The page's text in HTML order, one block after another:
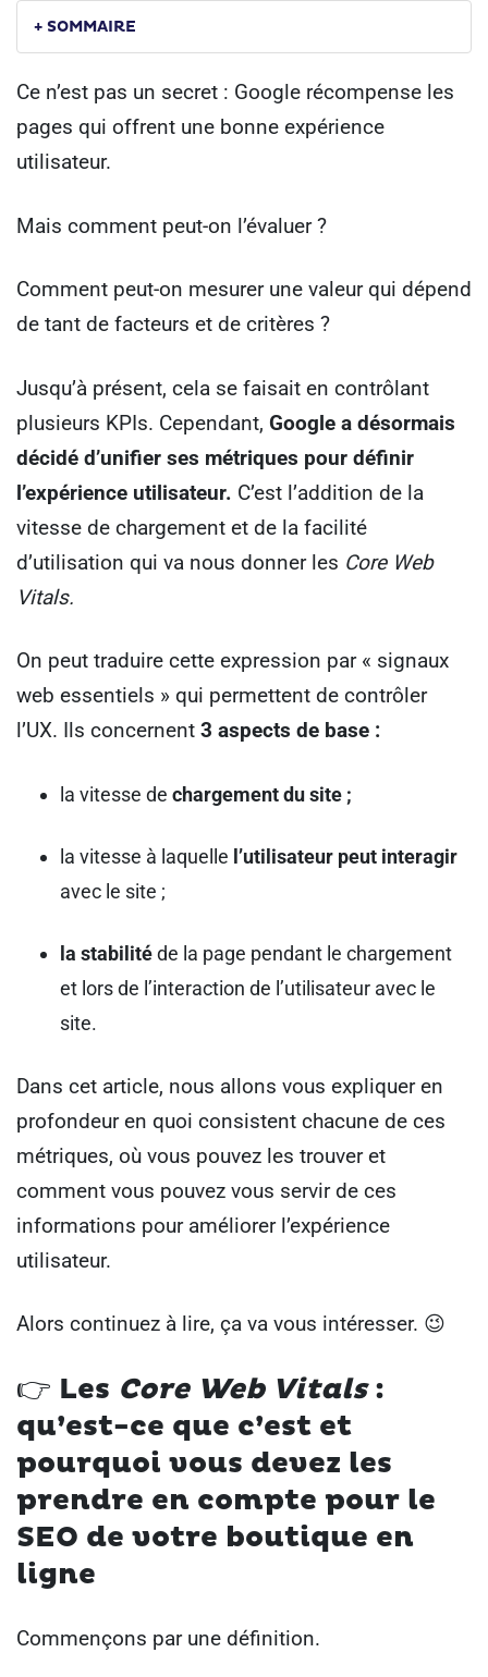
+ SOMMAIRE
Ce n’est pas un secret : Google récompense les
pages qui offrent une bonne expérience
utilisateur.
Mais comment peut-on l’évaluer ?
Comment peut-on mesurer une valeur qui dépend
de tant de facteurs et de critères ?
Jusqu’à présent, cela se faisait en contrôlant
plusieurs KPIs. Cependant, Google a désormais
décidé d’unifier ses métriques pour définir
l’expérience utilisateur. C’est l’addition de la
vitesse de chargement et de la facilité
d’utilisation qui va nous donner les Core Web
Vitals.
On peut traduire cette expression par « signaux
web essentiels » qui permettent de contrôler
l’UX. Ils concernent 3 aspects de base :
la vitesse de chargement du site ;
la vitesse à laquelle l’utilisateur peut interagir
avec le site ;
la stabilitéde la page pendant le chargement
et lors de l’interaction de l’utilisateur avec le
site.
Dans cet article, nous allons vous expliquer en
profondeur en quoi consistent chacune de ces
métriques, où vous pouvez les trouver et
comment vous pouvez vous servir de ces
informations pour améliorer l’expérience
utilisateur.
Alors continuez à lire, ça va vous intéresser. 😉
👉 Les Core Web Vitals:
qu’est-ce que c’est et
pourquoi vous devez les
prendre en compte pour le
SEO de votre boutique en
ligne
Commençons par une définition.